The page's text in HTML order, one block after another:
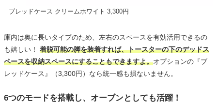
ブレッドケース クリームホワイト 3,300円
庫内は奥に長いタイプのため、左右のスペースを有効活用できるの
も嬉しい！ 着脱可能の脚を装着すれば、トースターの下のデッドス
ペースを収納スペースにすることもできますよ。オプションの『ブ
レッドケース』（3,300円）なら統一感も損ないません。
6つのモードを搭載し、オーブンとしても活躍！